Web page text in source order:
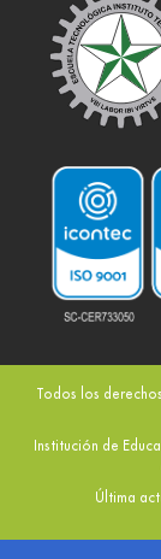
Todos los
Institución de
Última